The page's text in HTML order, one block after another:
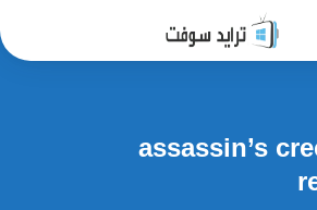
assassin’s